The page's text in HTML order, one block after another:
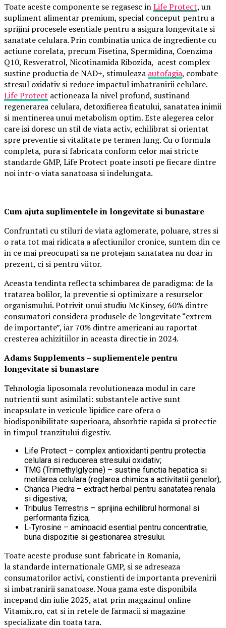
Toate aceste componente se regasesc inLife Protect, un
supliment alimentar premium, special conceput pentru a
sprijini procesele esentiale pentru a asigura longevitate si
sanatate celulara. Prin combinatia unica de ingrediente cu
actiune corelata, precum Fisetina, Spermidina, Coenzima
Q10, Resveratrol, Nicotinamida Ribozida, acest complex
sustine productia de NAD+, stimuleaza autofagia, combate
stresul oxidativ si reduce impactul imbatranirii celulare.
Life Protect actioneaza la nivel profund, sustinand
regenerarea celulara, detoxifierea ficatului, sanatatea inimii
si mentinerea unui metabolism optim. Este alegerea celor
care isi doresc un stil de viata activ, echilibrat si orientat
spre preventie si vitalitate pe termen lung. Cu o formula
completa, pura si fabricata conform celor mai stricte
standarde GMP, Life Protect poate insoti pe fiecare dintre
noi intr-o viata sanatoasa si indelungata.
Cum ajuta suplimentele in longevitate si bunastare
Confruntati cu stiluri de viata aglomerate, poluare, stres si
o rata tot mai ridicata a afectiunilor cronice, suntem din ce
in ce mai preocupati sa ne protejam sanatatea nu doar in
prezent, ci si pentru viitor.
Aceasta tendinta reflecta schimbarea de paradigma: de la
tratarea bolilor, la preventie si optimizare a resurselor
organismului. Potrivit unui studiu McKinsey, 60% dintre
consumatori considera produsele de longevitate “extrem
de importante”, iar 70% dintre americani au raportat
cresterea achizitiilor in aceasta directie in 2024.
Adams Supplements – supliementelepentru
longevitate si bunastare
Tehnologia liposomala revolutioneaza modul in care
nutrientii sunt asimilati: substantele active sunt
incapsulate in vezicule lipidice care ofera o
biodisponibilitate superioara, absorbtie rapida si protectie
in timpul tranzitului digestiv.
Life Protect – complex antioxidanti pentru protectia
celulara si reducerea stresului oxidativ;
TMG (Trimethylglycine) – sustine functia hepatica si
metilarea celulara (reglarea chimica a activitatii genelor);
Chanca Piedra – extract herbal pentru sanatatea renala
si digestiva;
Tribulus Terrestris – sprijina echilibrul hormonal si
performanta fizica;
L‑Tyrosine – aminoacid esential pentru concentratie,
buna dispozitie si gestionarea stresului.
Toate aceste produse sunt fabricate in Romania,
la standarde internationale GMP, si se adreseaza
consumatorilor activi, constienti de importanta prevenirii
si imbatranirii sanatoase. Noua gama este disponibila
incepand din iulie 2025, atat prin magazinul online
Vitamix.ro, cat si in retele de farmacii si magazine
specializate din toata tara.